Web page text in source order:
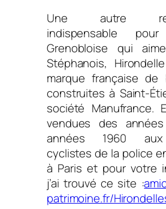
Une autre
indispensable
Grenobloise qui
Stéphanois,
marque française de
construites à Saint-
société Manufrance.
vendues des
années 1960
cyclistes de la police
à Paris et pour votre
j’ai trouvé ce site :
patrimoine.fr/